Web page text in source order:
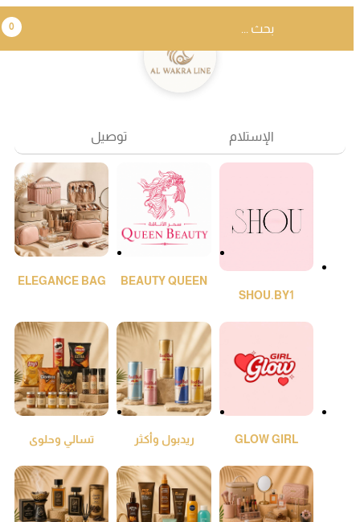
0
الإستلام توصيل
SHOU.BY1
BEAUTY QUEEN
ELEGANCE BAG
GLOW GIRL ريدبول وأكثر تسالي وحلوى